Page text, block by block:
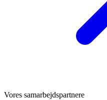
Vores samarbejdspartnere